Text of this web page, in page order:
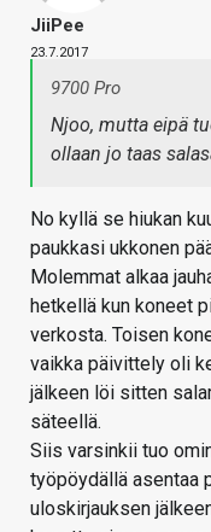
JiiPee
23.7.2017
9700 Pro
Njoo, mutta eipä
ollaan jo taas
No kyllä se hiukan
paukkasi ukkonen
Molemmat alkaa
hetkellä kun koneet
verkosta. Toisen
vaikka päivittely oli
jälkeen löi sitten
säteellä.
Siis varsinkii tuo
työpöydällä asentaa
uloskirjauksen